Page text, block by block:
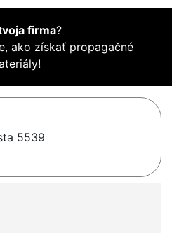
firma?
ako získať propagačné
5539